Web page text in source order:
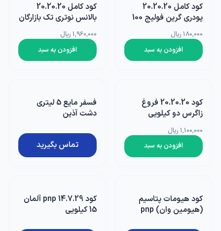
کود کامل 20.20.20
پودری گرین فولیج 100
گرمی هاروانا تحت
لیسانس انگلستان
180,000 ریال
افزودن به سبد
کود کامل 20.20.20
بالانس نوتری تک بازارگان
کالا یک لیتری
1,960,000 ریال
افزودن به سبد
کود 20.20.20 فروغ
زاگرس دو کیلویی
1,100,000 ریال
افزودن به سبد
فسفر مایع 5 لیتری
دشت آذین
تماس بگیرید
کود هیومات پتاسیم
(هیومین وان) pnp
کود 14.7.29 pnp آلمان
15 کیلویی